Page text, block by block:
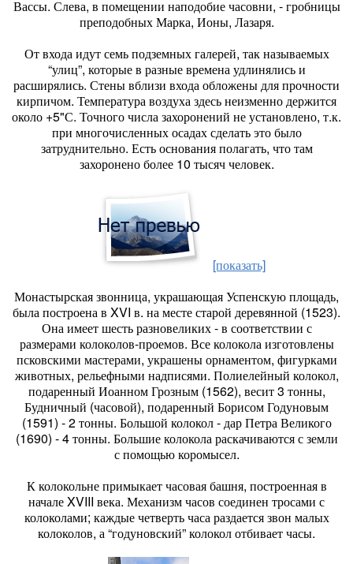
Вассы. Слева, в помещении наподобие часовни, - гробницы
преподобных Марка, Ионы, Лазаря.
От входа идут семь подземных галерей, так называемых
“улиц”, которые в разные времена удлинялись и
расширялись. Стены вблизи входа обложены для прочности
кирпичом. Температура воздуха здесь неизменно держится
около +5"С. Точного числа захоронений не установлено, т.к.
при многочисленных осадах сделать это было
затруднительно. Есть основания полагать, что там
захоронено более 10 тысяч человек.
[показать]
Монастырская звонница, украшающая Успенскую площадь,
была построена в XVI в. на месте старой деревянной (1523).
Она имеет шесть разновеликих - в соответствии с
размерами колоколов-проемов. Все колокола изготовлены
псковскими мастерами, украшены орнаментом, фигурками
животных, рельефными надписями. Полиелейный колокол,
подаренный Иоанном Грозным (1562), весит 3 тонны,
Будничный (часовой), подаренный Борисом Годуновым
(1591) - 2 тонны. Большой колокол - дар Петра Великого
(1690) - 4 тонны. Большие колокола раскачиваются с земли
с помощью коромысел.
К колокольне примыкает часовая башня, построенная в
начале XVIII века. Механизм часов соединен тросами с
колоколами; каждые четверть часа раздается звон малых
колоколов, а “годуновский” колокол отбивает часы.